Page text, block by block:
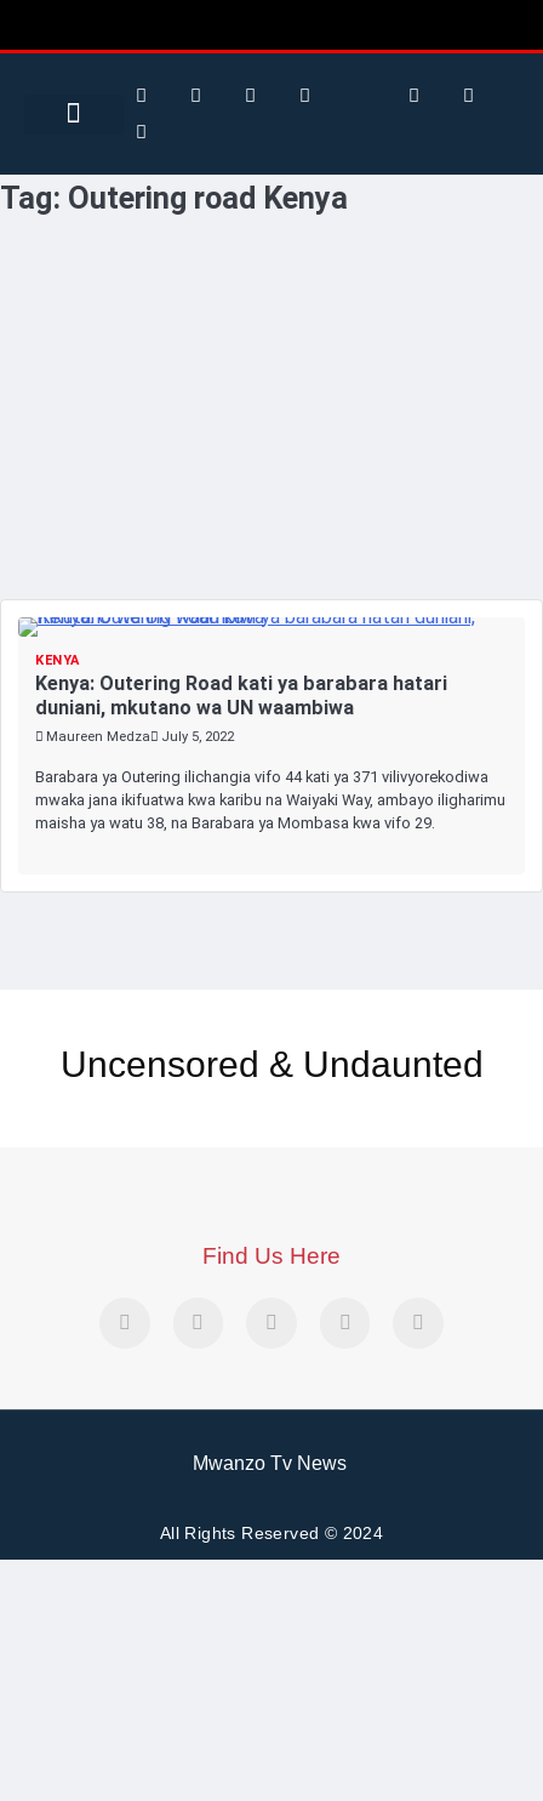
Tag: Outering road Kenya
KENYA
Kenya: Outering Road kati ya barabara hatari
duniani, mkutano wa UN waambiwa
Maureen Medza July 5, 2022
Barabara ya Outering ilichangia vifo 44 kati ya 371 vilivyorekodiwa
mwaka jana ikifuatwa kwa karibu na Waiyaki Way, ambayo iligharimu
maisha ya watu 38, na Barabara ya Mombasa kwa vifo 29.
Uncensored & Undaunted
Find Us Here
Mwanzo Tv News
All Rights Reserved © 2024